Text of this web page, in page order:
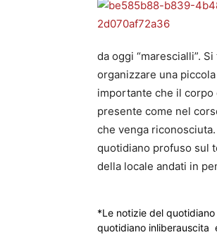
da oggi “marescialli”.
organizzare una
importante che il
presente come nel
che venga
quotidiano profuso sul
della locale andati in
*Le notizie del
quotidiano inliberauscita